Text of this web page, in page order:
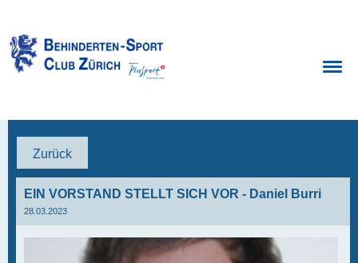
Zurück
EIN VORSTAND STELLT SICH VOR - Daniel Burri
28.03.2023